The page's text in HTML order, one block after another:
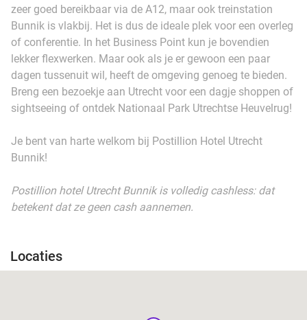
zeer goed bereikbaar via de A12, maar ook treinstation
Bunnik is vlakbij. Het is dus de ideale plek voor een overleg
of conferentie. In het Business Point kun je bovendien
lekker flexwerken. Maar ook als je er gewoon een paar
dagen tussenuit wil, heeft de omgeving genoeg te bieden.
Breng een bezoekje aan Utrecht voor een dagje shoppen of
sightseeing of ontdek Nationaal Park Utrechtse Heuvelrug!
Je bent van harte welkom bij Postillion Hotel Utrecht
Bunnik!
Postillion hotel Utrecht Bunnik is volledig cashless: dat
betekent dat ze geen cash aannemen.
Locaties